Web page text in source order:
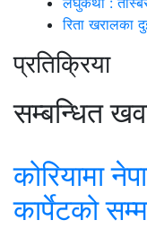
रिता खरालका
प्रतिक्रिया
सम्बन्धित
कोरियामा
कार्पेटको